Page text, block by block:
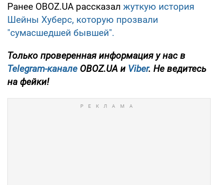
Ранее OBOZ.UA рассказал жуткую история
Шейны Хуберс, которую прозвали
"сумасшедшей бывшей".
Только проверенная информация у нас в
Telegram-канале OBOZ.UA и Viber. Не ведитесь
на фейки!